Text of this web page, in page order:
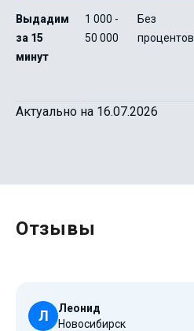
Выдадим
за 15
минут
1 000 -
50 000
Без
процентов
Актуально на 16.07.2026
Отзывы
Л
Леонид
Новосибирск